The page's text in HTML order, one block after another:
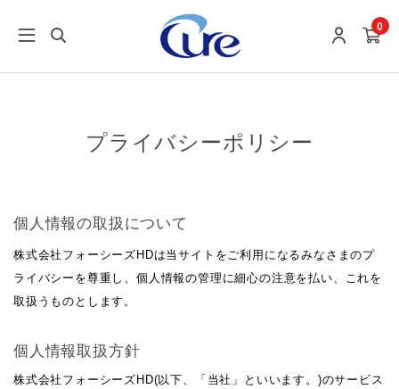
0
プライバシーポリシー
個人情報の取扱について
株式会社フォーシーズHDは当サイトをご利用になるみなさまのプ
ライバシーを尊重し、個人情報の管理に細心の注意を払い、これを
取扱うものとします。
個人情報取扱方針
株式会社フォーシーズHD(以下、「当社」といいます。)のサービス